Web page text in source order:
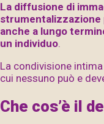
La diffusione di
strumentalizzazione
anche a lungo
un individuo.
La condivisione
cui nessuno può e
Che cos’è il